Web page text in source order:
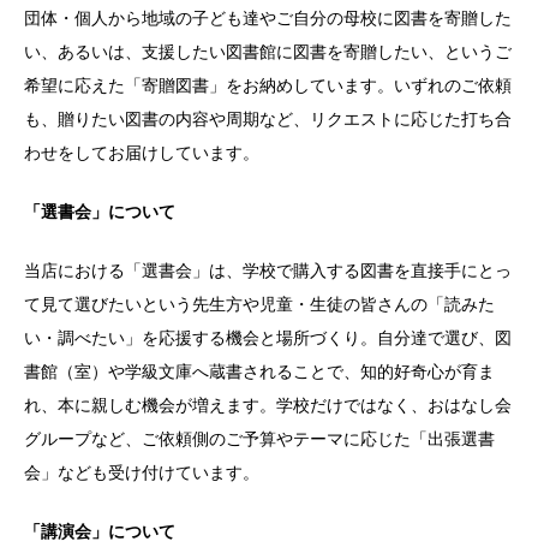
団体・個人から地域の子ども達やご自分の母校に図書を寄贈した
い、あるいは、支援したい図書館に図書を寄贈したい、というご
希望に応えた「寄贈図書」をお納めしています。いずれのご依頼
も、贈りたい図書の内容や周期など、リクエストに応じた打ち合
わせをしてお届けしています。
「選書会」について
当店における「選書会」は、学校で購入する図書を直接手にとっ
て見て選びたいという先生方や児童・生徒の皆さんの「読みた
い・調べたい」を応援する機会と場所づくり。自分達で選び、図
書館（室）や学級文庫へ蔵書されることで、知的好奇心が育ま
れ、本に親しむ機会が増えます。学校だけではなく、おはなし会
グループなど、ご依頼側のご予算やテーマに応じた「出張選書
会」なども受け付けています。
「講演会」について